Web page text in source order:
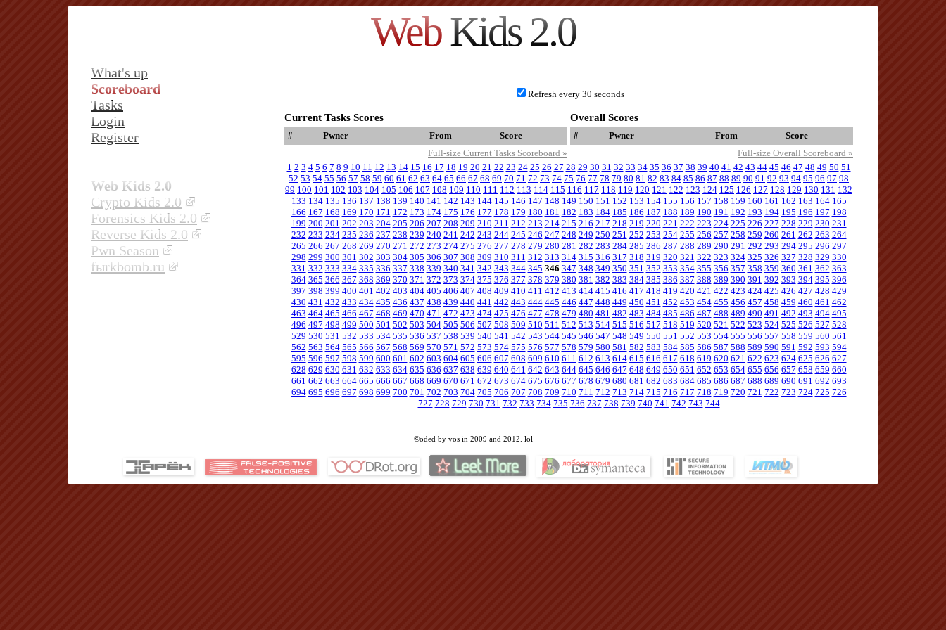
WebKids 2.0
What's up
Scoreboard
Tasks
Login
Register
Web Kids 2.0
Crypto Kids 2.0
Forensics Kids 2.0
Reverse Kids 2.0
Pwn Season
fыrkbomb.ru
Refresh every 30 seconds
Current Tasks Scores Overall Scores
# Pwner From
Score
Full-size Current Tasks Scoreboard »
# Pwner From
Score
Full-size Overall Scoreboard »
1 2 3 4 5 6 7 8 9 10 11 12 13 14 15 16 17 18 19 20 21 22 23 24 25 26 27 28 29 30 31 32 33 34 35 36 37 38 39 40 41 42 43 44 45 46 47 48 49 50 51
52 53 54 55 56 57 58 59 60 61 62 63 64 65 66 67 68 69 70 71 72 73 74 75 76 77 78 79 80 81 82 83 84 85 86 87 88 89 90 91 92 93 94 95 96 97 98
99 100 101 102 103 104 105 106 107 108 109 110 111 112 113 114 115 116 117 118 119 120 121 122 123 124 125 126 127 128 129 130 131 132
133 134 135 136 137 138 139 140 141 142 143 144 145 146 147 148 149 150 151 152 153 154 155 156 157 158 159 160 161 162 163 164 165
166 167 168 169 170 171 172 173 174 175 176 177 178 179 180 181 182 183 184 185 186 187 188 189 190 191 192 193 194 195 196 197 198
199 200 201 202 203 204 205 206 207 208 209 210 211 212 213 214 215 216 217 218 219 220 221 222 223 224 225 226 227 228 229 230 231
232 233 234 235 236 237 238 239 240 241 242 243 244 245 246 247 248 249 250 251 252 253 254 255 256 257 258 259 260 261 262 263 264
265 266 267 268 269 270 271 272 273 274 275 276 277 278 279 280 281 282 283 284 285 286 287 288 289 290 291 292 293 294 295 296 297
298 299 300 301 302 303 304 305 306 307 308 309 310 311 312 313 314 315 316 317 318 319 320 321 322 323 324 325 326 327 328 329 330
331 332 333 334 335 336 337 338 339 340 341 342 343 344 345 346 347 348 349 350 351 352 353 354 355 356 357 358 359 360 361 362 363
364 365 366 367 368 369 370 371 372 373 374 375 376 377 378 379 380 381 382 383 384 385 386 387 388 389 390 391 392 393 394 395 396
397 398 399 400 401 402 403 404 405 406 407 408 409 410 411 412 413 414 415 416 417 418 419 420 421 422 423 424 425 426 427 428 429
430 431 432 433 434 435 436 437 438 439 440 441 442 443 444 445 446 447 448 449 450 451 452 453 454 455 456 457 458 459 460 461 462
463 464 465 466 467 468 469 470 471 472 473 474 475 476 477 478 479 480 481 482 483 484 485 486 487 488 489 490 491 492 493 494 495
496 497 498 499 500 501 502 503 504 505 506 507 508 509 510 511 512 513 514 515 516 517 518 519 520 521 522 523 524 525 526 527 528
529 530 531 532 533 534 535 536 537 538 539 540 541 542 543 544 545 546 547 548 549 550 551 552 553 554 555 556 557 558 559 560 561
562 563 564 565 566 567 568 569 570 571 572 573 574 575 576 577 578 579 580 581 582 583 584 585 586 587 588 589 590 591 592 593 594
595 596 597 598 599 600 601 602 603 604 605 606 607 608 609 610 611 612 613 614 615 616 617 618 619 620 621 622 623 624 625 626 627
628 629 630 631 632 633 634 635 636 637 638 639 640 641 642 643 644 645 646 647 648 649 650 651 652 653 654 655 656 657 658 659 660
661 662 663 664 665 666 667 668 669 670 671 672 673 674 675 676 677 678 679 680 681 682 683 684 685 686 687 688 689 690 691 692 693
694 695 696 697 698 699 700 701 702 703 704 705 706 707 708 709 710 711 712 713 714 715 716 717 718 719 720 721 722 723 724 725 726
727 728 729 730 731 732 733 734 735 736 737 738 739 740 741 742 743 744
©oded by vos in 2009 and 2012. lol